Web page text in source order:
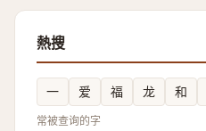
熱搜
一 爱 福 龙 和
常被查询的字